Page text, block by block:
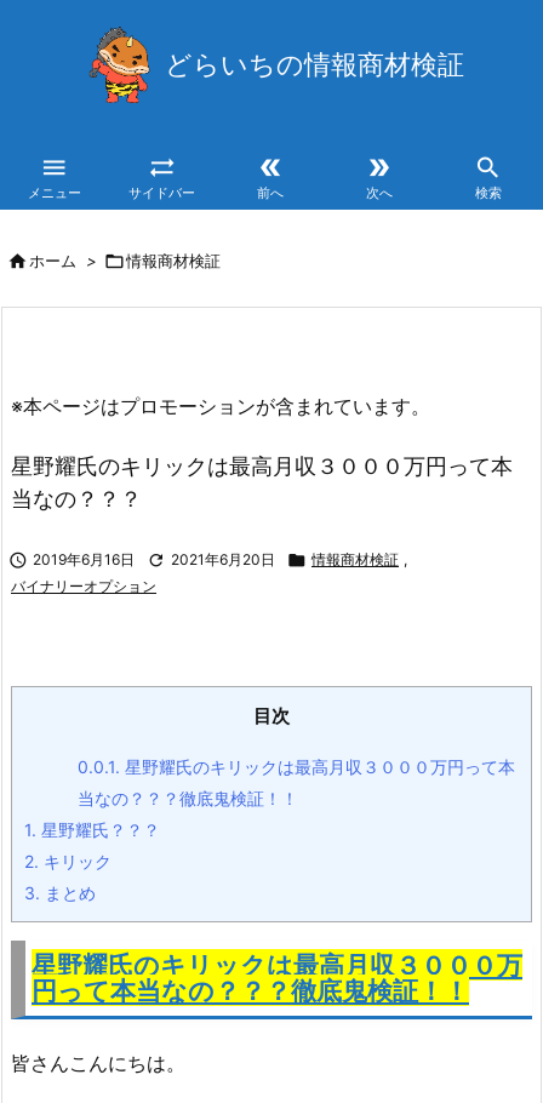
どらいちの情報商材検証

メニュー

サイドバー

前へ

次へ

検索
ホーム > 情報商材検証
※本ページはプロモーションが含まれています。
星野耀氏のキリックは最高月収３０００万円って本
当なの？？？
 2019年6月16日  2021年6月20日  情報商材検証 ,
バイナリーオプション
目次
0.0.1. 星野耀氏のキリックは最高月収３０００万円って本
当なの？？？徹底鬼検証！！
1. 星野耀氏？？？
2. キリック
3. まとめ
星野耀氏のキリックは最高月収３０００万
円って本当なの？？？徹底鬼検証！！
皆さんこんにちは。